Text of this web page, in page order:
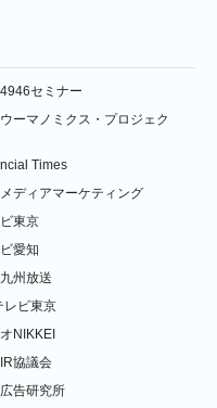
セミナー
ーマノミクス・プロジェク
Times
ディアマーケティング
東京
愛知
州放送
レビ東京
NIKKEI
協議会
告研究所